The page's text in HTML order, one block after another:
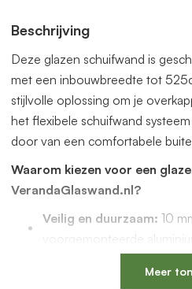
Beschrijving
Deze glazen schuifwand is
met een inbouwbreedte tot
stijlvolle oplossing om je
het flexibele schuifwand
door van een comfortabele
Waarom kiezen voor een
VerandaGlaswand.nl?
Veilig en duurzaam: 10
voorgemonteerde
met
geïntegreerde
Meer